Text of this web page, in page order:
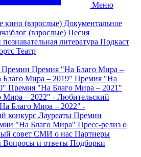
Меню
кино (взрослые) Документальное
(взрослые) Песня
литература Подкаст
Театр
Премии Премия "На Благо Мира –
Мира – 2019" Премия "На
Премия "На Благо Мира – 2021"
– 2022" - Любительский
Благо Мира – 2022" -
конкурс Лауреаты Премии
"На Благо Мира" Пресс-релиз о
совет СМИ о нас Партнеры
Вопросы и ответы Подборки